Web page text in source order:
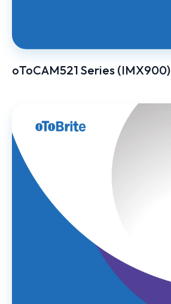
oToCAM521 Series (IMX900)